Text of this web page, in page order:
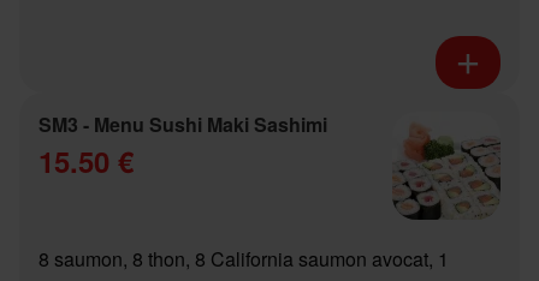
SM3 - Menu Sushi Maki Sashimi
15.50 €
8 saumon, 8 thon, 8 California saumon avocat, 1